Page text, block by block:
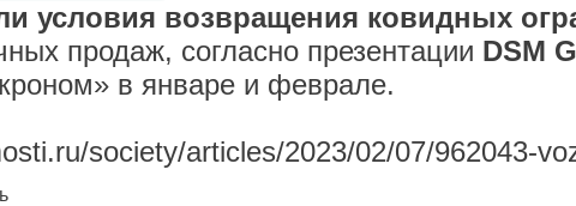
условия возвращения ковидных
продаж, согласно презентации DSM
в январе и феврале.
society/articles/2023/02/07/962043-